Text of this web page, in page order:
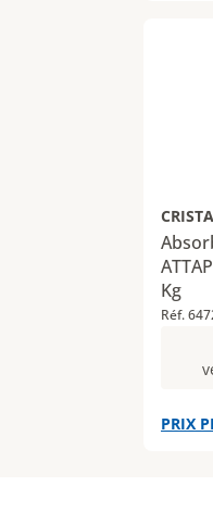
Kg
Réf.
PRIX